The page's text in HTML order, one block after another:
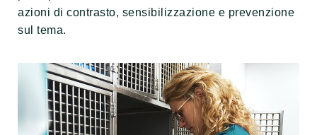
azioni di contrasto, sensibilizzazione e prevenzione
sul tema.